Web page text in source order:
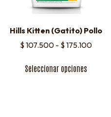
Hills Kitten (Gatito) Pollo
$ 107.500 - $ 175.100
Seleccionar opciones